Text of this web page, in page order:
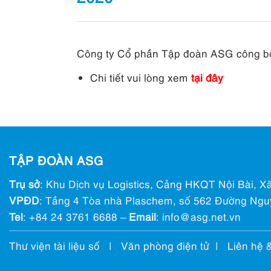
Công ty Cổ phần Tập đoàn ASG công
Chi tiết vui lòng xemtại đây
TẬP ĐOÀN ASG
Trụ sở: Khu Dịch vụ Logistics, Cảng HKQT Nội Bài,
VPĐD: Tầng 4 Tòa nhà Plaschem, số 562 Đường
Tel: +84 24 3761 6688 – Email: info@ asg.net.vn
Thư viện tài liệu số | Văn phòng điện tử | Liên hệ